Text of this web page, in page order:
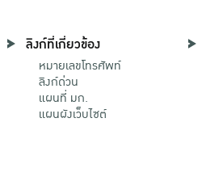
ลิงก์ที่เกี่ยวข้อง
หมายเลขโทรศัพท์
ลิงก์ด่วน
แผนที่ มก.
แผนผังเว็บไซต์